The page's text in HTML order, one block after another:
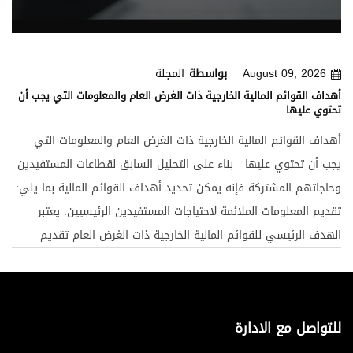
بواسطة المجلة August 09, 2026
أهداف القوائم المالية الخارجية ذات الغرض العام والمعلومات التي يجب أن
تحتوي عليها
أهداف القوائم المالية الخارجية ذات الغرض العام والمعلومات التي
يجب أن تحتوي عليها بناء على التحليل السابق لقطاعات المستفيدين
وحاجاتهم المشتركة فإنه يمكن تحديد أهداف القوائم المالية بما يلي:
تقديم المعلومات الملائمة لاحتياجات المستفيدين الرئيسيين: يعتبر
الهدف الرئيسي للقوائم المالية الخارجية ذات الغرض العام تقديم
معلومات تساعدهم على تقييم قدرة المنشأة في المستقبل على
للتواصل مع الادارة